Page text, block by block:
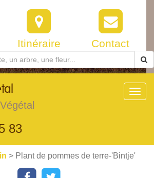
Itinéraire Contact
83
> Plant de pommes de terre-'Bintje'